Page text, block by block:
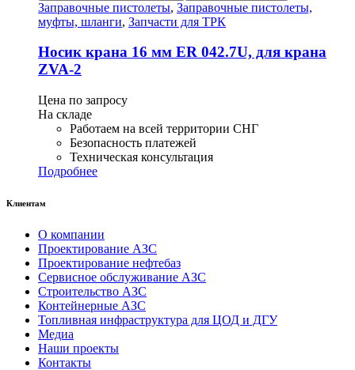
Заправочные пистолеты, Заправочные пистолеты,
муфты, шланги, Запчасти для ТРК
Носик крана 16 мм ER 042.7U, для крана
ZVA-2
Цена по запросу
На складе
Работаем на всей территории СНГ
Безопасность платежей
Техническая консультация
Подробнее
Клиентам
О компании
Проектирование АЗС
Проектирование нефтебаз
Сервисное обслуживание АЗС
Строительство АЗС
Контейнерные АЗС
Топливная инфраструктура для ЦОД и ДГУ
Медиа
Наши проекты
Контакты